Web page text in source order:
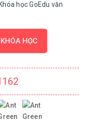
học GoEdu văn
HỌC